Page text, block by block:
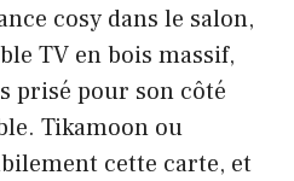
cosy dans le salon,
TV en bois massif,
prisé pour son côté
Tikamoon ou
cette carte, et